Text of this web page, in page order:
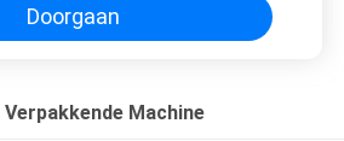
Doorgaan
Machine